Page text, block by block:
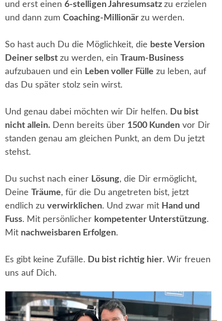
und erst einen 6-stelligen Jahresumsatz zu erzielen
und dann zum Coaching-Millionär zu werden.
So hast auch Du die Möglichkeit, die beste Version
Deiner selbst zu werden, ein Traum-Business
aufzubauen und ein Leben voller Fülle zu leben, auf
das Du später stolz sein wirst.
Und genau dabei möchten wir Dir helfen. Du bist
nicht allein. Denn bereits über 1500 Kunden vor Dir
standen genau am gleichen Punkt, an dem Du jetzt
stehst.
Du suchst nach einer Lösung, die Dir ermöglicht,
Deine Träume, für die Du angetreten bist, jetzt
endlich zu verwirklichen. Und zwar mit Hand und
Fuss. Mit persönlicher kompetenter Unterstützung.
Mit nachweisbaren Erfolgen.
Es gibt keine Zufälle. Du bist richtig hier. Wir freuen
uns auf Dich.